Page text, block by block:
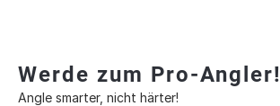
Werde zum Pro-Angler!
Angle smarter, nicht härter!